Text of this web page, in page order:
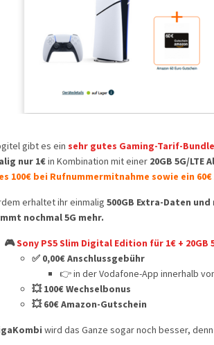
gibt es ein sehr gutes Gaming-Tarif-Bundle
nur 1€in Kombination mit einer 20GB 5G/
100€ bei Rufnummermitnahme sowie ein
erhaltet ihr einmalig 500GB Extra-Daten
nochmal 5G mehr.
🎮Sony PS5 Slim Digital Edition für 1€ + 20GB
✅ 0,00€ Anschlussgebühr
👉 in der Vodafone-App innerhalb
💥 100€ Wechselbonus
💥 60€ Amazon-Gutschein
wird das Ganze sogar noch besser,